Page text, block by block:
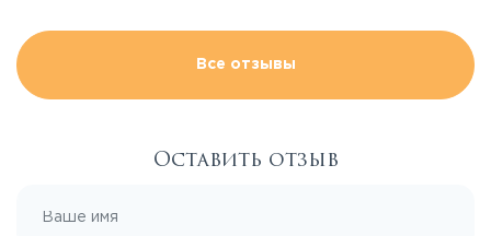
Все отзывы
Оставить отзыв